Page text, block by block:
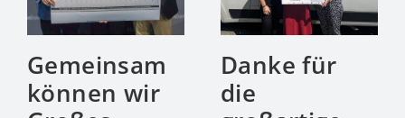
Gemeinsam
können wir
Danke für
die